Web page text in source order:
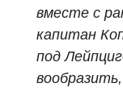
вместе с
капитан
под